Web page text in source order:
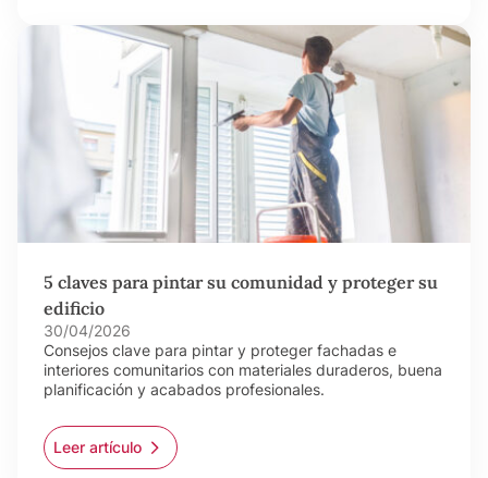
5 claves para pintar su comunidad y proteger su
edificio
30/04/2026
Consejos clave para pintar y proteger fachadas e
interiores comunitarios con materiales duraderos, buena
planificación y acabados profesionales.
Leer artículo